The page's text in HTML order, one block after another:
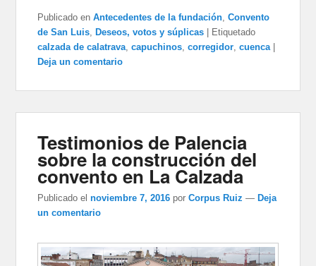
Publicado en Antecedentes de la fundación,Convento
de San Luis, Deseos, votos y súplicas
Etiquetado
calzada de calatrava,capuchinos,corregidor,cuenca
Deja un comentario
Testimonios de Palencia
sobre la construcción del
convento en La Calzada
Publicado el noviembre 7, 2016 porCorpus Ruiz — Deja
un comentario